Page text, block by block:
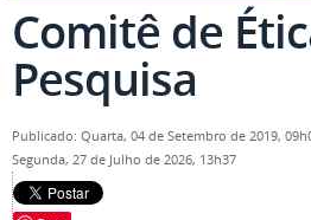
Comitê de
Pesquisa
Publicado: Quarta, 04 de Setembro de 2019,
Segunda, 27 de Julho de 2026, 13h37